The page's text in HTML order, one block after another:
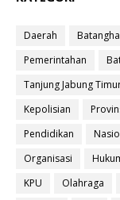
Daerah
Pemerintahan
Tanjung Jabung
Kepolisian
Pendidikan
Organisasi
KPU
Olahraga